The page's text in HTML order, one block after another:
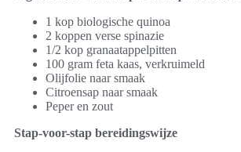
1 kop biologische quinoa
2 koppen verse spinazie
1/2 kop granaatappelpitten
100 gram feta kaas, verkruimeld
Olijfolie naar smaak
Citroensap naar smaak
Peper en zout
Stap-voor-stap bereidingswijze